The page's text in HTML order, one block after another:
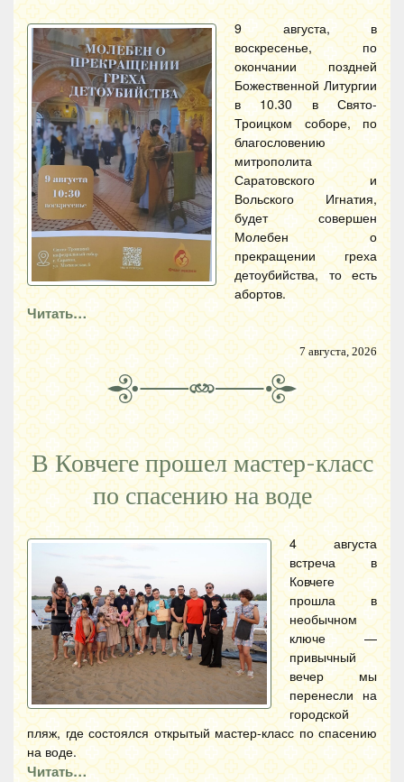
9 августа, в
воскресенье, по
окончании поздней
Божественной Литургии
в 10.30 в Свято-
Троицком соборе, по
благословению
митрополита
Саратовского и
Вольского Игнатия,
будет совершен
Молебен о
прекращении греха
детоубийства, то есть
абортов.
Читать…
7 августа, 2026
В Ковчеге прошел мастер-класс
по спасению на воде
4 августа
встреча в
Ковчеге
прошла в
необычном
ключе —
привычный
вечер мы
перенесли на
городской
пляж, где состоялся открытый мастер-класс по спасению
на воде.
Читать…